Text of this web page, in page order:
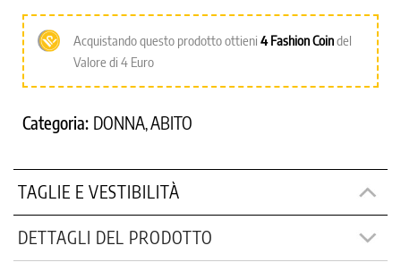
Acquistando questo prodotto ottieni 4 Fashion Coindel
Valore di 4 Euro
Categoria: DONNA,ABITO
TAGLIE E VESTIBILITÀ
DETTAGLI DEL PRODOTTO